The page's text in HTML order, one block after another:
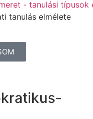
tanulás elmélete